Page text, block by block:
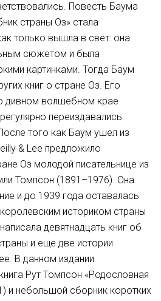
Повесть Баума
страны Оз» стала
только вышла в свет: она
сюжетом и была
картинками. Тогда Баум
книг о стране Оз. Его
дивном волшебном крае
переиздавались
того как Баум ушел из
& Lee предложило
Оз молодой писательнице из
Томпсон (1891–1976). Она
и до 1939 года оставалась
историком страны
девятнадцать книг об
и еще две истории
В данном издании
Рут Томпсон «Родословная
и небольшой сборник коротких